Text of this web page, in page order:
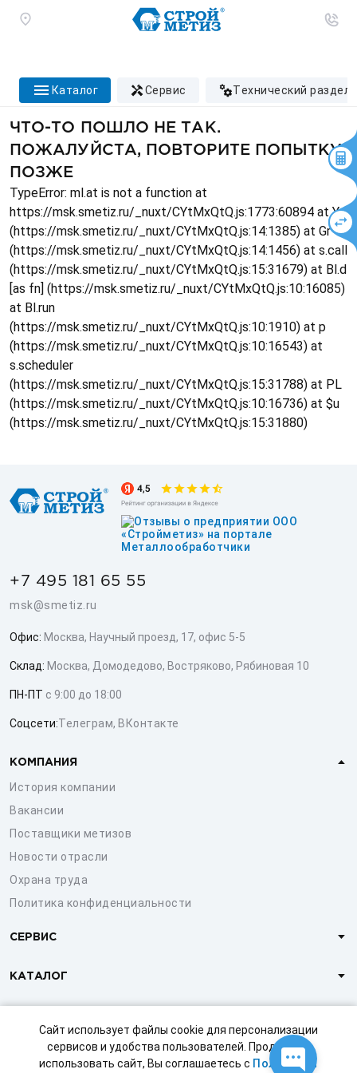
Сайт использует файлы cookie для персонализации
сервисов и удобства пользователей. Продолжая
использовать сайт, Вы соглашаетесь с Политикой
каталог сервис технический раздел
ЧТО-ТО ПОШЛО НЕ ТАК.
ПОЖАЛУЙСТА, ПОВТОРИТЕ ПОПЫТКУ
ПОЗЖЕ
TypeError: ml.at is not a function at
https://msk.smetiz.ru/_nuxt/CYtMxQtQ.js:1773:60894 at Ys
(https://msk.smetiz.ru/_nuxt/CYtMxQtQ.js:14:1385) at Gr
(https://msk.smetiz.ru/_nuxt/CYtMxQtQ.js:14:1456) at s.call
(https://msk.smetiz.ru/_nuxt/CYtMxQtQ.js:15:31679) at Bl.d
[as fn] (https://msk.smetiz.ru/_nuxt/CYtMxQtQ.js:10:16085)
at Bl.run
(https://msk.smetiz.ru/_nuxt/CYtMxQtQ.js:10:1910) at p
(https://msk.smetiz.ru/_nuxt/CYtMxQtQ.js:10:16543) at
s.scheduler
(https://msk.smetiz.ru/_nuxt/CYtMxQtQ.js:15:31788) at PL
(https://msk.smetiz.ru/_nuxt/CYtMxQtQ.js:10:16736) at $u
(https://msk.smetiz.ru/_nuxt/CYtMxQtQ.js:15:31880)
+7 495 181 65 55
msk@smetiz.ru
Офис: Москва, Научный проезд, 17, офис 5-5
Склад: Москва, Домодедово, Востряково, Рябиновая 10
ПН-ПТ с 9:00 до 18:00
Соцсети:Телеграм, ВКонтакте
КОМПАНИЯ
История компании
Вакансии
Поставщики метизов
Новости отрасли
Охрана труда
Политика конфиденциальности
СЕРВИС
КАТАЛОГ